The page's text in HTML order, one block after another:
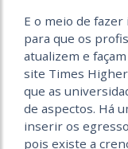
E o meio de
para que os
atualizem e
site Times Higher
que as
de aspectos. Há
inserir os
pois existe a